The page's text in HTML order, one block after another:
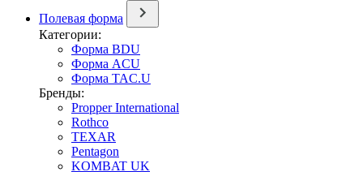
Полевая форма
Категории:
Форма BDU
Форма ACU
Форма TAC.U
Бренды:
Propper International
Rothco
TEXAR
Pentagon
KOMBAT UK